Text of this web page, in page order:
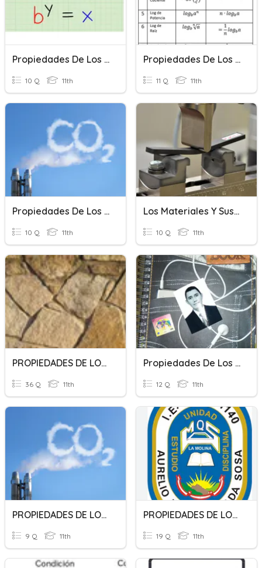
Propiedades De Los Logaritmos
10 Q 11th
Propiedades De Los Logaritmos
11 Q 11th
Propiedades De Los Gases.
10 Q 11th
Los Materiales Y Sus Propiedades
10 Q 11th
PROPIEDADES DE LOS MATERIALES
36 Q 11th
Propiedades De Los Logaritmos
12 Q 11th
PROPIEDADES DE LOS GASES
9 Q 11th
PROPIEDADES DE LOS NÚMEROS REALES
19 Q 11th